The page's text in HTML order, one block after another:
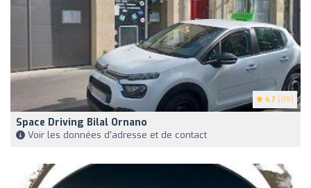
4.7 (119)
Space Driving Bilal Ornano
Voir les données d'adresse et de contact